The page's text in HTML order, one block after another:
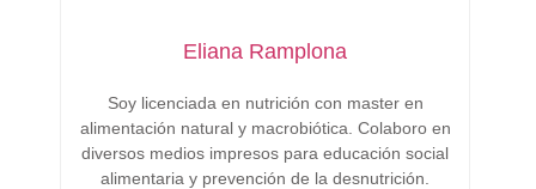
Eliana Ramplona
Soy licenciada en nutrición con master en
alimentación natural y macrobiótica. Colaboro en
diversos medios impresos para educación social
alimentaria y prevención de la desnutrición.